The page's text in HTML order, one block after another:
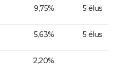
9,75% 5 élus
5,63% 5 élus
2,20%